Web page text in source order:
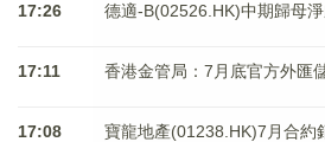
17:26 德適-B(02526.HK)中期歸母
17:11 香港金管局：7月底官方外匯
17:08 寶龍地產(01238.HK)7月合約